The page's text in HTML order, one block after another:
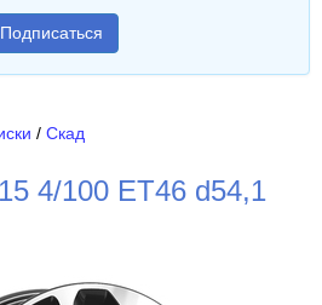
Подписаться
/ Скад
4/100 ET46 d54,1